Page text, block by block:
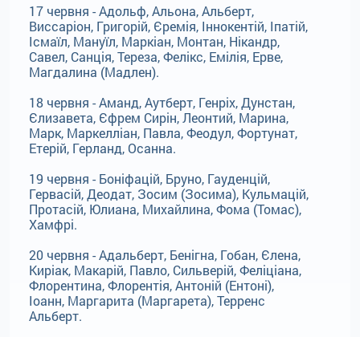
17 червня - Адольф, Альона, Альберт,
Виссаріон, Григорій, Єремія, Іннокентій, Іпатій,
Ісмаїл, Мануїл, Маркіан, Монтан, Нікандр,
Савел, Санція, Тереза, Фелікс, Емілія, Ерве,
Магдалина (Мадлен).
18 червня - Аманд, Аутберт, Генріх, Дунстан,
Єлизавета, Єфрем Сирін, Леонтий, Марина,
Марк, Маркелліан, Павла, Феодул, Фортунат,
Етерій, Герланд, Осанна.
19 червня - Боніфацій, Бруно, Гауденцій,
Гервасій, Деодат, Зосим (Зосима), Кульмацій,
Протасій, Юлиана, Михайлина, Фома (Томас),
Хамфрі.
20 червня - Адальберт, Бенігна, Гобан, Єлена,
Киріак, Макарій, Павло, Сильверій, Феліціана,
Флорентина, Флорентія, Антоній (Ентоні),
Іоанн, Маргарита (Маргарета), Терренс
Альберт.